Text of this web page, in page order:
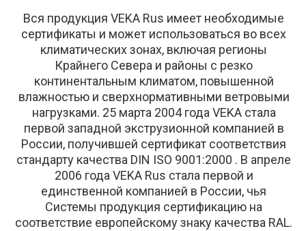
Вся продукция VEKA Rus имеет необходимые
сертификаты и может использоваться во всех
климатических зонах, включая регионы
Крайнего Севера и районы с резко
континентальным климатом, повышенной
влажностью и сверхнормативными ветровыми
нагрузками. 25 марта 2004 года VEKA стала
первой западной экструзионной компанией в
России, получившей сертификат соответствия
стандарту качества DIN ISO 9001:2000 . В апреле
2006 года VEKA Rus стала первой и
единственной компанией в России, чья
Системы продукция сертификацию на
соответствие европейскому знаку качества RAL.